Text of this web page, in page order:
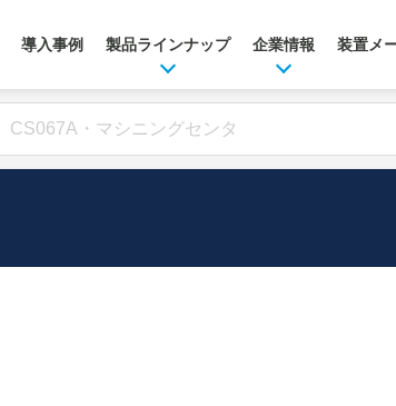
導入事例 製品ラインナップ 企業情報 装置メ